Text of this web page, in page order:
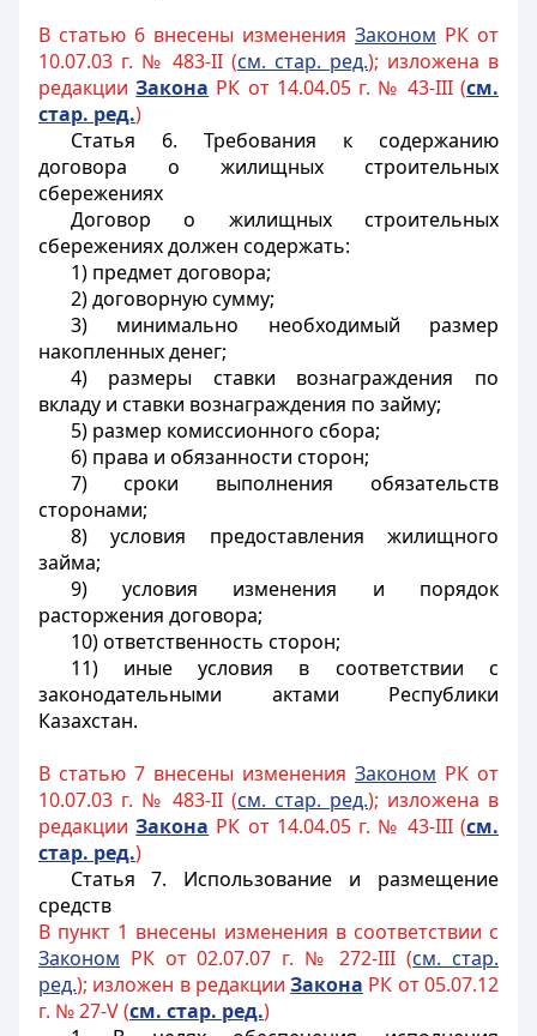
В статью 6 внесены изменения Законом РК от
10.07.03 г. № 483-II (см. стар. ред.); изложена в
редакцииЗакона РК от 14.04.05 г. № 43-III (см.
стар. ред.)
Статья 6. Требования к содержанию
договора о жилищных строительных
сбережениях
Договор о жилищных строительных
сбережениях должен содержать:
1) предмет договора;
2) договорную сумму;
3) минимально необходимый размер
накопленных денег;
4) размеры ставки вознаграждения по
вкладу и ставки вознаграждения по займу;
5) размер комиссионного сбора;
6) права и обязанности сторон;
7) сроки выполнения обязательств
сторонами;
8) условия предоставления жилищного
займа;
9) условия изменения и порядок
расторжения договора;
10) ответственность сторон;
11) иные условия в соответствии с
законодательными актами Республики
Казахстан.
В статью 7 внесены изменения Законом РК от
10.07.03 г. № 483-II (см. стар. ред.); изложена в
редакцииЗакона РК от 14.04.05 г. № 43-III (см.
стар. ред.)
Статья 7. Использование и размещение
средств
В пункт 1 внесены изменения в соответствии с
Законом РК от 02.07.07 г. № 272-III (см. стар.
ред.); изложен в редакцииЗакона РК от 05.07.12
г. № 27-V (см. стар. ред.)